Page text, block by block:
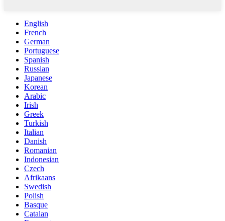
English
French
German
Portuguese
Spanish
Russian
Japanese
Korean
Arabic
Irish
Greek
Turkish
Italian
Danish
Romanian
Indonesian
Czech
Afrikaans
Swedish
Polish
Basque
Catalan